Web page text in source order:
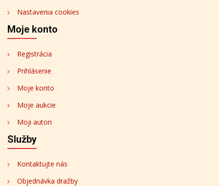
Nastavenia cookies
Moje konto
Registrácia
Prihlásenie
Moje konto
Moje aukcie
Moji autori
Služby
Kontaktujte nás
Objednávka dražby